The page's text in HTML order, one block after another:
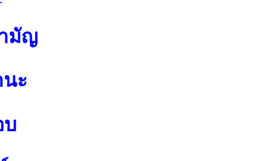
มัญ
ะ
บ